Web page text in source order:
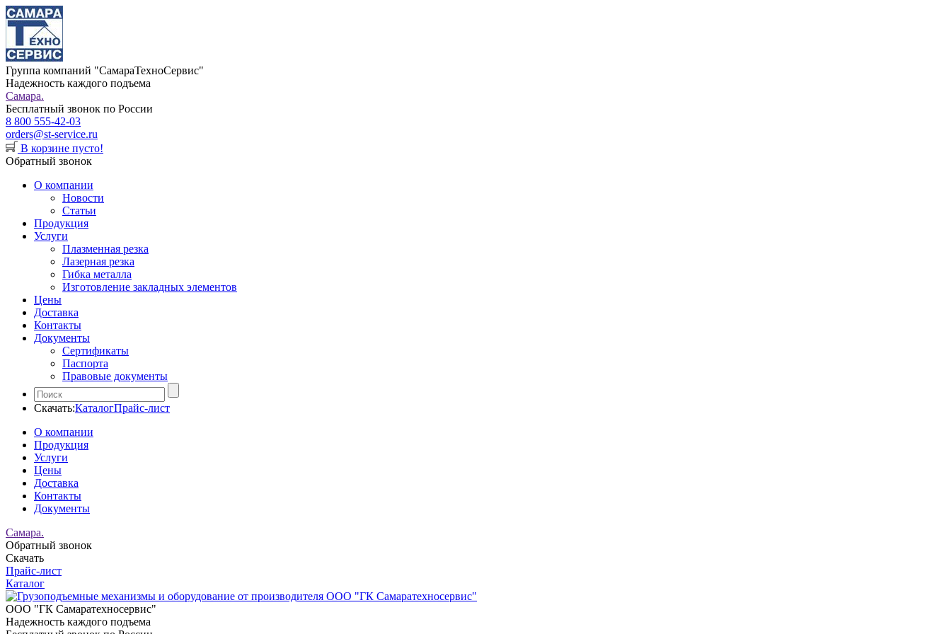
Группа компаний "СамараТехноСервис"
Надежность каждого подъема
Самара.
Бесплатный звонок по России
8 800 555-42-03
orders@st-service.ru
В корзине пусто!
Обратный звонок
О компании
Новости
Статьи
Продукция
Услуги
Плазменная резка
Лазерная резка
Гибка металла
Изготовление закладных элементов
Цены
Доставка
Контакты
Документы
Сертификаты
Паспорта
Правовые документы
Скачать:КаталогПрайс-лист
О компании
Продукция
Услуги
Цены
Доставка
Контакты
Документы
Самара.
Обратный звонок
Скачать
Прайс-лист
Каталог
ООО "ГК Самаратехносервис"
Надежность каждого подъема